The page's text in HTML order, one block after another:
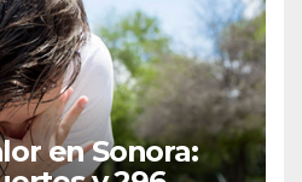
en Sonora: